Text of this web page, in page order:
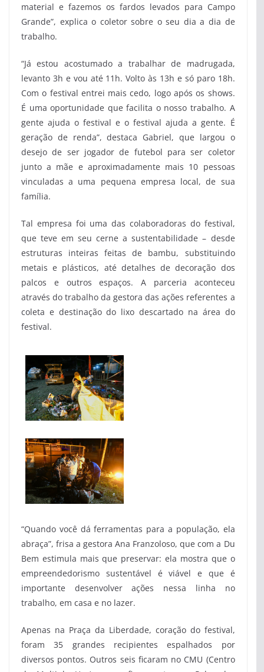
material e fazemos os fardos levados para Campo
Grande”, explica o coletor sobre o seu dia a dia de
trabalho.
“Já estou acostumado a trabalhar de madrugada,
levanto 3h e vou até 11h. Volto às 13h e só paro 18h.
Com o festival entrei mais cedo, logo após os shows.
É uma oportunidade que facilita o nosso trabalho. A
gente ajuda o festival e o festival ajuda a gente. É
geração de renda”, destaca Gabriel, que largou o
desejo de ser jogador de futebol para ser coletor
junto a mãe e aproximadamente mais 10 pessoas
vinculadas a uma pequena empresa local, de sua
família.
Tal empresa foi uma das colaboradoras do festival,
que teve em seu cerne a sustentabilidade – desde
estruturas inteiras feitas de bambu, substituindo
metais e plásticos, até detalhes de decoração dos
palcos e outros espaços. A parceria aconteceu
através do trabalho da gestora das ações referentes a
coleta e destinação do lixo descartado na área do
festival.
“Quando você dá ferramentas para a população, ela
abraça”, frisa a gestora Ana Franzoloso, que com a Du
Bem estimula mais que preservar: ela mostra que o
empreendedorismo sustentável é viável e que é
importante desenvolver ações nessa linha no
trabalho, em casa e no lazer.
Apenas na Praça da Liberdade, coração do festival,
foram 35 grandes recipientes espalhados por
diversos pontos. Outros seis ficaram no CMU (Centro